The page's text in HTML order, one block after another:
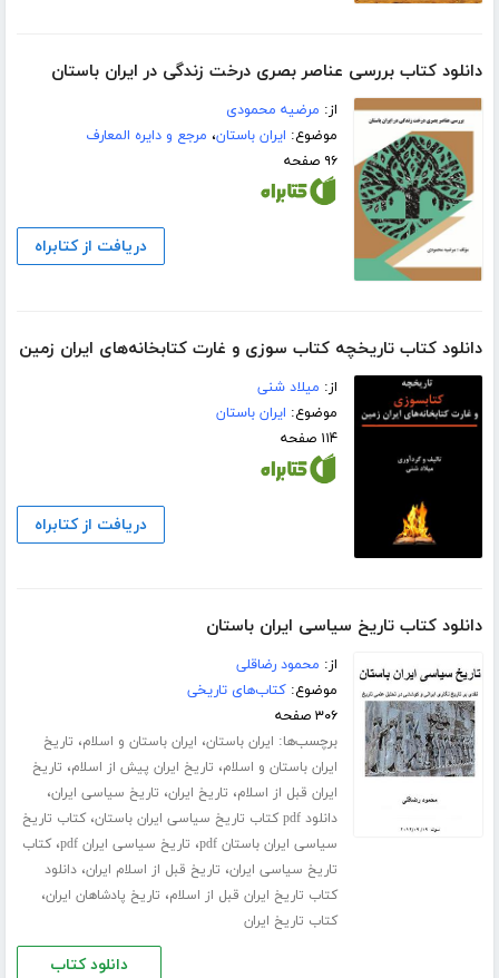
دانلود کتاب بررسی عناصر بصری درخت زندگی در ایران باستان
از: مرضیه محمودی
موضوع: ایران باستان، مرجع و دایره المعارف
۹۶ صفحه
دریافت از کتابراه
دانلود کتاب تاریخچه کتاب سوزی و غارت کتابخانه‌های ایران زمین
از: میلاد شنی
موضوع: ایران باستان
۱۱۴ صفحه
دریافت از کتابراه
دانلود کتاب تاریخ سیاسی ایران باستان
از: محمود رضاقلی
موضوع:کتاب‌های تاریخی
۳۰۶ صفحه
برچسب‌ها: ایران باستان، ایران باستان و اسلام، تاریخ
ایران باستان و اسلام، تاریخ ایران پیش از اسلام، تاریخ
ایران قبل از اسلام، تاریخ ایران، تاریخ سیاسی ایران،
دانلود pdf کتاب تاریخ سیاسی ایران باستان ،کتاب تاریخ
سیاسی ایران باستان pdf
، تاریخ سیاسی ایران pdf ،کتاب
تاریخ سیاسی ایران، تاریخ قبل از اسلام ایران،دانلود
کتاب تاریخ ایران قبل از اسلام، تاریخ پادشاهان ایران،
کتاب تاریخ ایران
دانلود کتاب